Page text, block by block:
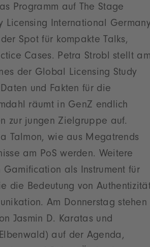
Programm auf The Stage
Licensing International
Spot für kompakte Talks,
Cases. Petra Strobl stellt
der Global Licensing Study
und Fakten für die
räumt in GenZ endlich
zur jungen Zielgruppe auf.
Talmon, wie aus Megatrends
am PoS werden. Weitere
Gamification als Instrument für
die Bedeutung von
Am Donnerstag stehen
Jasmin D. Karatas und
auf der Agenda,